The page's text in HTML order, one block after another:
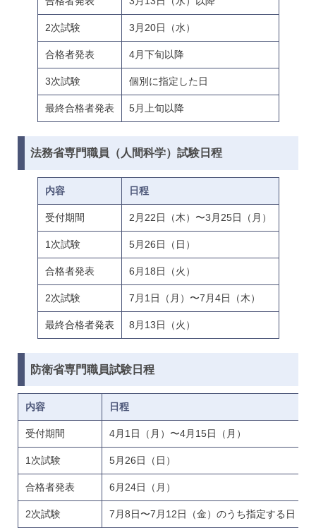
2次試験 3月20日（水）
合格者発表 4月下旬以降
3次試験 個別に指定した日
最終合格者発表 5月上旬以降
法務省専門職員（人間科学）試験日程
内容 日程
受付期間 2月22日（木）〜3月25日（月）
1次試験 5月26日（日）
合格者発表 6月18日（火）
2次試験 7月1日（月）〜7月4日（木）
最終合格者発表 8月13日（火）
防衛省専門職員試験日程
内容 日程
受付期間 4月1日（月）〜4月15日（月）
1次試験 5月26日（日）
合格者発表 6月24日（月）
2次試験 7月8日〜7月12日（金）のうち指定する日